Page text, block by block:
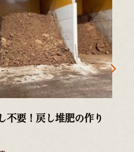
不要！戻し堆肥の作り